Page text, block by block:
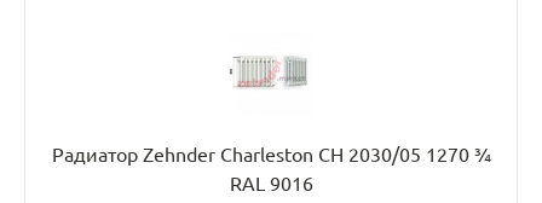
Радиатор Zehnder Charleston CH 2030/05 1270 ¾
RAL 9016